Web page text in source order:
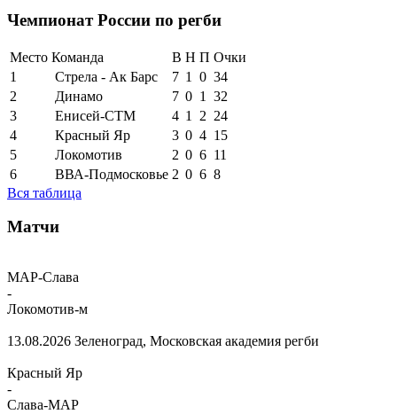
Чемпионат России по регби
Место Команда В Н П Очки
1
Стрела - Ак Барс 7 1 0 34
2
Динамо 7 0 1
32
3
Енисей-СТМ 4 1 2 24
4
Красный Яр 3 0 4 15
5
Локомотив 2 0 6 11
6
ВВА-Подмосковье 2 0 6 8
Вся таблица
Матчи
МАР-Слава
-
Локомотив-м
13.08.2026 Зеленоград, Московская академия регби
Красный Яр
-
Слава-МАР